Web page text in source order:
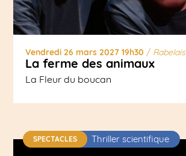
Vendredi 26 mars 2027 19h30 / Rabelais
La ferme des animaux
La Fleur du boucan
SPECTACLES Thriller scientifique